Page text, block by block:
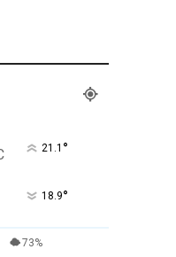
21.1 °
18.9°
73%